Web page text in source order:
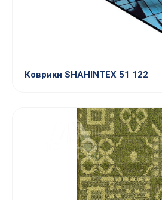
Коврики SHAHINTEX 51 122